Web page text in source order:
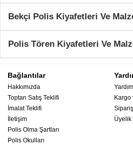
Bekçi Polis Kiyafetleri Ve
Polis Tören Kiyafetleri Ve
Bağlantılar
Hakkımızda
Toptan Satış Teklifi
İmalat Teklifi
İletişim
Polis Olma Şartları
Polis Okulları
Kargo
Üyelik